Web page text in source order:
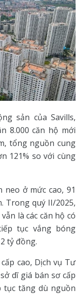
sản của Savills,
8.000 căn hộ mới
tổng nguồn cung
121% so với cùng
ở mức cao, 91
Trong quý II/2025,
là các căn hộ có
tục vắng bóng
tỷ đồng.
cao, Dịch vụ Tư
dĩ giá bán sơ cấp
tăng dù nguồn